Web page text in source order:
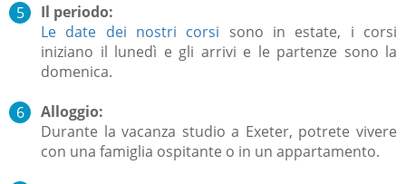
Il periodo:
Le date dei nostri corsi sono in estate, i corsi
iniziano il lunedì e gli arrivi e le partenze sono la
domenica.
Alloggio:
Durante la vacanza studio a Exeter, potrete vivere
con una famiglia ospitante o in un appartamento.